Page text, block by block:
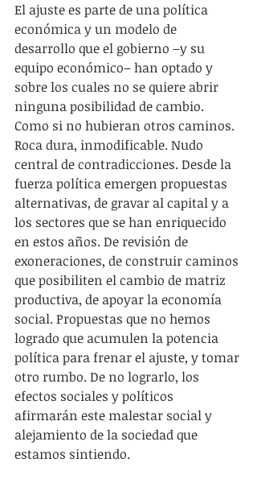
El ajuste es parte de una política
económica y un modelo de
desarrollo que el gobierno –y su
equipo económico– han optado y
sobre los cuales no se quiere abrir
ninguna posibilidad de cambio.
Como si no hubieran otros caminos.
Roca dura, inmodificable. Nudo
central de contradicciones. Desde la
fuerza política emergen propuestas
alternativas, de gravar al capital y a
los sectores que se han enriquecido
en estos años. De revisión de
exoneraciones, de construir caminos
que posibiliten el cambio de matriz
productiva, de apoyar la economía
social. Propuestas que no hemos
logrado que acumulen la potencia
política para frenar el ajuste, y tomar
otro rumbo. De no lograrlo, los
efectos sociales y políticos
afirmarán este malestar social y
alejamiento de la sociedad que
estamos sintiendo.